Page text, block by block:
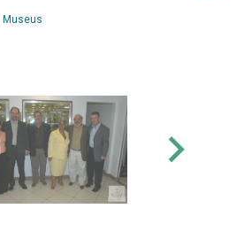
Museus